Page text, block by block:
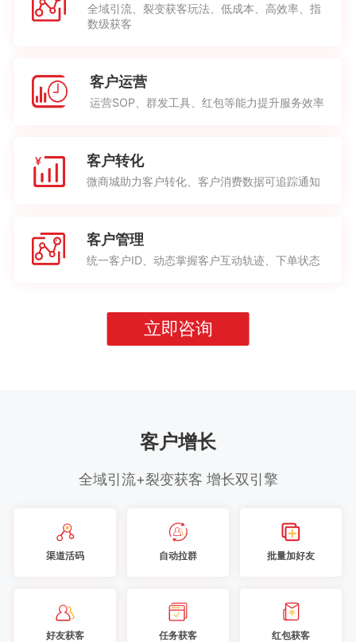
全域引流、裂变获客玩法、低成本、高效率、指
数级获客
客户运营
运营SOP、群发工具、红包等能力提升服务效率
客户转化
微商城助力客户转化、客户消费数据可追踪通知
客户管理
统一客户ID、动态掌握客户互动轨迹、下单状态
立即咨询
客户增长
全域引流+裂变获客 增长双引擎
渠道活码 自动拉群 批量加好友
好友获客 任务获客 红包获客